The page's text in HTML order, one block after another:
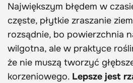
Największym błędem w
częste, płytkie zraszanie
rozsądnie, bo powierzchnia
wilgotna, ale w praktyce
że nie muszą tworzyć
korzeniowego. Lepsze jest